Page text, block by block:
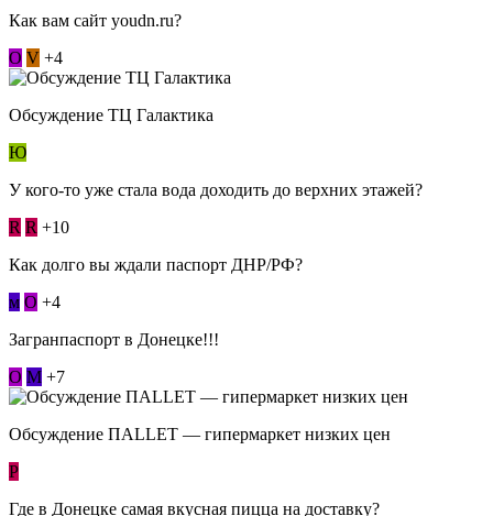
Как вам сайт youdn.ru?
О V +4
Обсуждение ТЦ Галактика
Ю
У кого-то уже стала вода доходить до верхних этажей?
R R +10
Как долго вы ждали паспорт ДНР/РФ?
м О +4
Загранпаспорт в Донецке!!!
О М +7
Обсуждение ПАLLЕТ — гипермаркет низких цен
Р
Где в Донецке самая вкусная пицца на доставку?